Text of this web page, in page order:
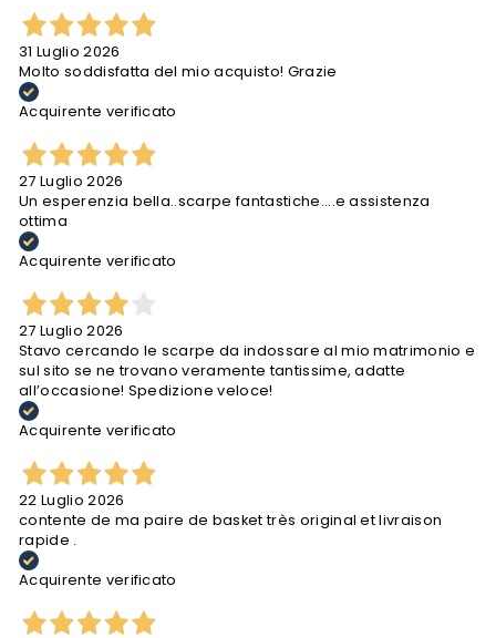
31 Luglio 2026
Molto soddisfatta del mio acquisto! Grazie
Acquirente verificato
27 Luglio 2026
Un esperenzia bella..scarpe fantastiche....e assistenza
ottima
Acquirente verificato
27 Luglio 2026
Stavo cercando le scarpe da indossare al mio matrimonio e
sul sito se ne trovano veramente tantissime, adatte
all’occasione! Spedizione veloce!
Acquirente verificato
22 Luglio 2026
contente de ma paire de basket très original et livraison
rapide .
Acquirente verificato